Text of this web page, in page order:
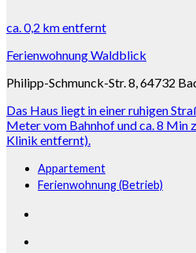
ca.0,2 kmentfernt
Ferienwohnung Waldblick
Philipp-Schmunck-Str. 8, 64732
Das Haus liegt in einer ruhigen
Meter vom Bahnhof und ca. 8 Min
Klinik entfernt).
Appartement
Ferienwohnung (Betrieb)